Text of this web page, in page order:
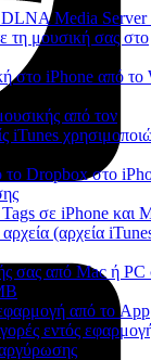
DLNA Media Server
τη μουσική σας στο
στο iPhone από το
από τον
iTunes
το Dropbox στο
σε iPhone και
(αρχεία
σας από Mac ή PC
από το App
εντός